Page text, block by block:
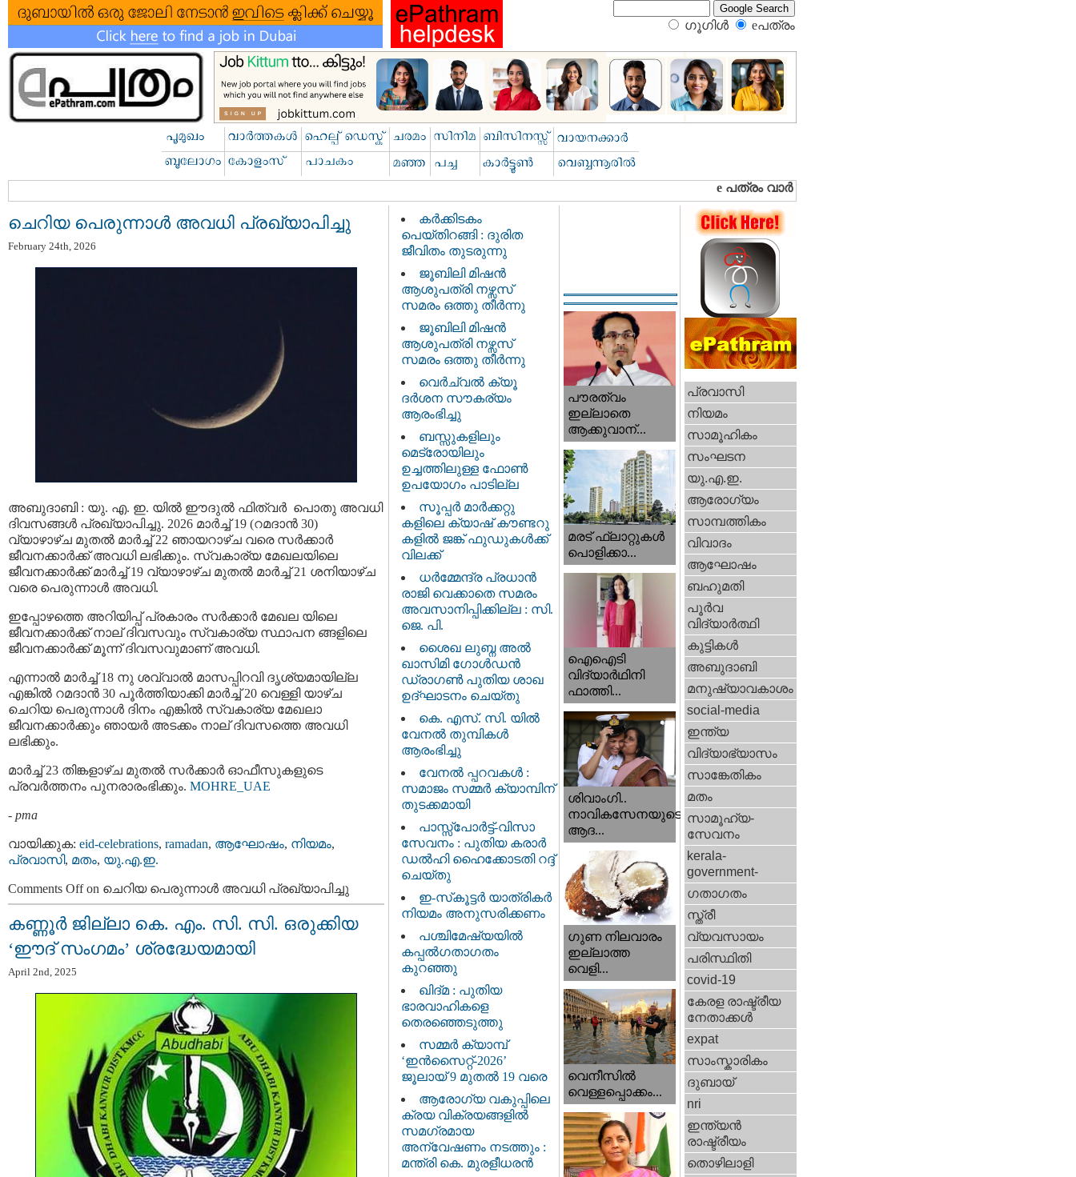
ഗൂഗിള്‍ eപത്രം‍
ചെറിയ പെരുന്നാൾ അവധി പ്രഖ്യാപിച്ചു
February 24th, 2026
അബുദാബി : യു. എ. ഇ. യിൽ ഈദുൽ ഫിത്വർ പൊതു അവധി
ദിവസങ്ങൾ പ്രഖ്യാപിച്ചു. 2026 മാർച്ച് 19 (റമദാൻ 30)
വ്യാഴാഴ്ച മുതൽ മാർച്ച് 22 ഞായറാഴ്ച വരെ സർക്കാർ
ജീവനക്കാർക്ക് അവധി ലഭിക്കും. സ്വകാര്യ മേഖലയിലെ
ജീവനക്കാർക്ക് മാർച്ച് 19 വ്യാഴാഴ്ച മുതൽ മാർച്ച് 21 ശനിയാഴ്ച
വരെ പെരുന്നാൾ അവധി.
ഇപ്പോഴത്തെ അറിയിപ്പ് പ്രകാരം സർക്കാർ മേഖല യിലെ
ജീവനക്കാർക്ക് നാല് ദിവസവും സ്വകാര്യ സ്ഥാപന ങ്ങളിലെ
ജീവനക്കാർക്ക് മൂന്ന് ദിവസവുമാണ് അവധി.
എന്നാൽ മാർച്ച് 18 നു ശവ്വാൽ മാസപ്പിറവി ദൃശ്യമായില്ല
എങ്കിൽ റമദാൻ 30 പൂർത്തിയാക്കി മാർച്ച് 20 വെള്ളി യാഴ്ച
ചെറിയ പെരുന്നാൾ ദിനം എങ്കിൽ സ്വകാര്യ മേഖലാ
ജീവനക്കാർക്കും ഞായർ അടക്കം നാല് ദിവസത്തെ അവധി
ലഭിക്കും.
മാർച്ച് 23 തിങ്കളാഴ്ച മുതൽ സർക്കാർ ഓഫീസുകളുടെ
പ്രവർത്തനം പുനരാരംഭിക്കും. MOHRE_UAE
- pma
വായിക്കുക: eid-celebrations, ramadan, ആഘോഷം, നിയമം,
പ്രവാസി, മതം, യു.എ.ഇ.
Comments Offon ചെറിയ പെരുന്നാൾ അവധി പ്രഖ്യാപിച്ചു
കണ്ണൂർ ജില്ലാ കെ. എം. സി. സി. ഒരുക്കിയ
‘ഈദ് സംഗമം’ ശ്രദ്ധേയമായി
April 2nd, 2025
കർക്കിടകം
പെയ്തിറങ്ങി : ദുരിത
ജീവിതം തുടരുന്നു
ജൂബിലി മിഷൻ
ആശുപത്രി നഴ്സസ്
സമരം ഒത്തു തീർന്നു
ജൂബിലി മിഷൻ
ആശുപത്രി നഴ്സസ്
സമരം ഒത്തു തീർന്നു
വെര്‍ച്വല്‍ ക്യൂ
ദര്‍ശന സൗകര്യം
ആരംഭിച്ചു
ബസ്സുകളിലും
മെട്രോയിലും
ഉച്ചത്തിലുള്ള ഫോൺ
ഉപയോഗം പാടില്ല
സൂപ്പർ മാർക്കറ്റു
കളിലെ ക്യാഷ് കൗണ്ടറു
കളിൽ ജങ്ക് ഫുഡുകൾക്ക്
വിലക്ക്
ധര്‍മ്മേന്ദ്ര പ്രധാൻ
രാജി വെക്കാതെ സമരം
അവസാനിപ്പിക്കില്ല : സി.
ജെ. പി.
ശൈഖ ലുബ്ന അൽ
ഖാസിമി ഗോൾഡൻ
ഡ്രാഗൺ പുതിയ ശാഖ
ഉദ്ഘാടനം ചെയ്തു
കെ. എസ്. സി. യിൽ
വേനൽ തുമ്പികൾ
ആരംഭിച്ചു
വേനൽ പ്പറവകൾ :
സമാജം സമ്മർ ക്യാമ്പിന്
തുടക്കമായി
പാസ്സ്പോർട്ട്-വിസാ
സേവനം : പുതിയ കരാർ
ഡൽഹി ഹൈക്കോടതി റദ്ദ്
ചെയ്തു
ഇ-സ്‌കൂട്ടർ യാത്രികർ
നിയമം അനുസരിക്കണം
പശ്ചിമേഷ്യയിൽ
കപ്പൽഗതാഗതം
കുറഞ്ഞു
ഖിദ്മ : പുതിയ
ഭാരവാഹികളെ
തെരഞ്ഞെടുത്തു
സമ്മർ ക്യാമ്പ്
‘ഇൻസൈറ്റ്-2026’
ജൂലായ് 9 മുതൽ 19 വരെ
ആരോഗ്യ വകുപ്പിലെ
ക്രയ വിക്രയങ്ങളിൽ
സമഗ്രമായ
അന്വേഷണം നടത്തും :
മന്ത്രി കെ. മുരളീധരൻ
പൗരത്വം
ഇല്ലാതെ
ആക്കുവാന്...
മരട് ഫ്ലാറ്റുകൾ
പൊളിക്കാ...
ഐഐടി
വിദ്യാര്‍ഥിനി
ഫാത്തി...
ശിവാംഗി..
നാവികസേനയുടെ
ആദ...
ഗുണ നിലവാരം
ഇല്ലാത്ത
വെളി...
വെനീസില്‍
വെള്ളപ്പൊക്കം...
പ്രവാസി
നിയമം
സാമൂഹികം
സംഘടന
യു.എ.ഇ.
ആരോഗ്യം
സാമ്പത്തികം
വിവാദം
ആഘോഷം
ബഹുമതി
പൂര്‍വ
വിദ്യാര്‍ത്ഥി
കുട്ടികള്‍
അബുദാബി
മനുഷ്യാവകാശം
social-media
ഇന്ത്യ
വിദ്യാഭ്യാസം
സാങ്കേതികം
മതം
സാമൂഹ്യ-
സേവനം
kerala-
government-
ഗതാഗതം
സ്ത്രീ
വ്യവസായം
പരിസ്ഥിതി
covid-19
കേരള രാഷ്ട്രീയ
നേതാക്കള്‍
expat
സാംസ്കാരികം
ദുബായ്‌
nri
ഇന്ത്യന്‍
രാഷ്ട്രീയം
തൊഴിലാളി